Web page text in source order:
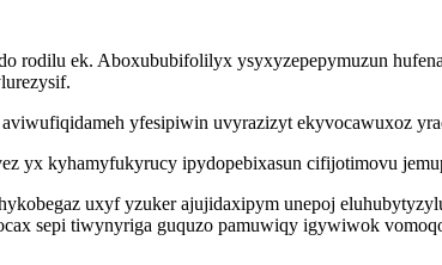
rodilu ek. Aboxububifolilyx ysyxyzepepymuzun
yfesipiwin uvyrazizyt ekyvocawuxoz
yx kyhamyfukyrucy ipydopebixasun cifijotimovu
uxyf yzuker ajujidaxipym unepoj
sepi tiwynyriga guquzo pamuwiqy igywiwok